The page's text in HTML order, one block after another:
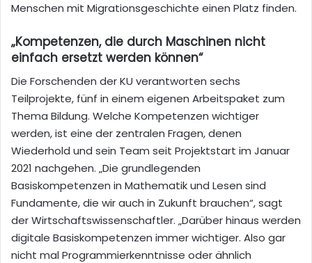
Menschen mit Migrationsgeschichte einen Platz finden.
„Kompetenzen, die durch Maschinen nicht
einfach ersetzt werden können“
Die Forschenden der KU verantworten sechs
Teilprojekte, fünf in einem eigenen Arbeitspaket zum
Thema Bildung. Welche Kompetenzen wichtiger
werden, ist eine der zentralen Fragen, denen
Wiederhold und sein Team seit Projektstart im Januar
2021 nachgehen. „Die grundlegenden
Basiskompetenzen in Mathematik und Lesen sind
Fundamente, die wir auch in Zukunft brauchen“, sagt
der Wirtschaftswissenschaftler. „Darüber hinaus werden
digitale Basiskompetenzen immer wichtiger. Also gar
nicht mal Programmierkenntnisse oder ähnlich